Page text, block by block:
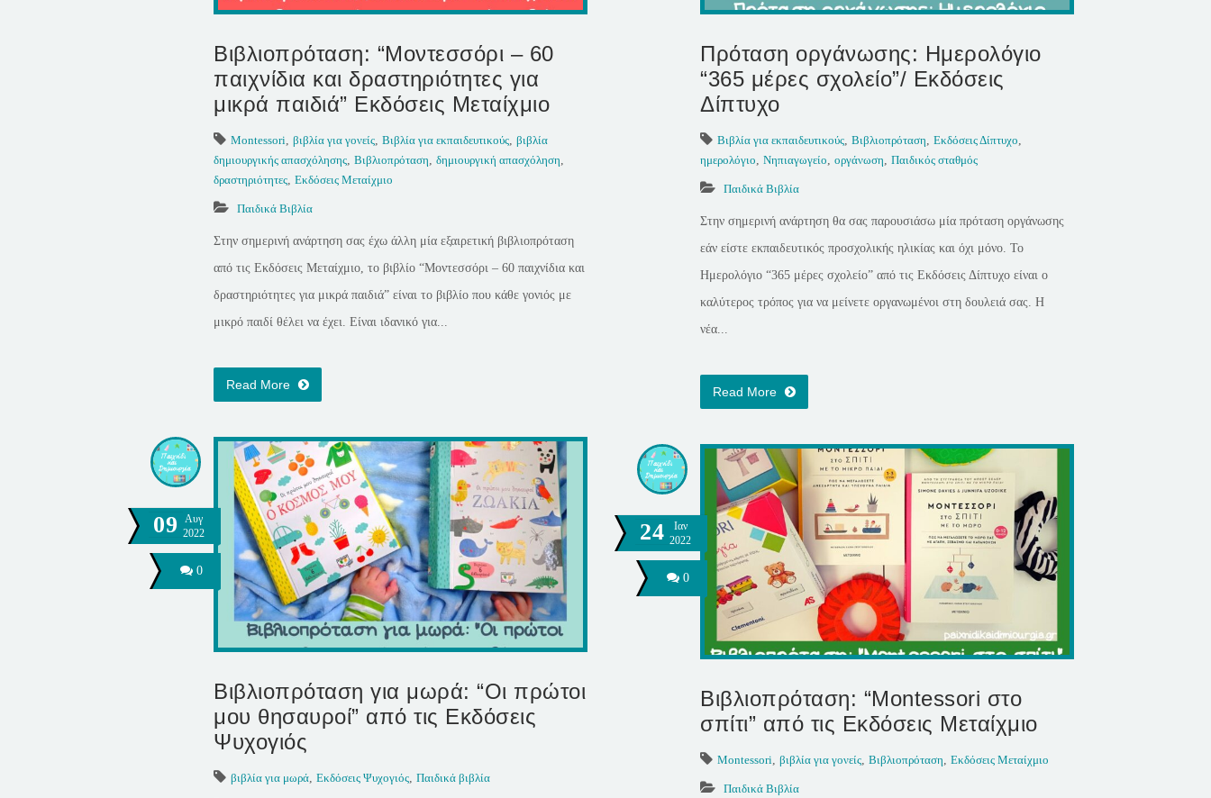
Βιβλιοπρόταση: “Μοντεσσόρι – 60
παιχνίδια και δραστηριότητες για
μικρά παιδιά” Εκδόσεις Μεταίχμιο
Montessori βιβλία για γονείς Βιβλία για εκπαιδευτικούς βιβλία
δημιουργικής απασχόλησης Βιβλιοπρόταση δημιουργική απασχόληση
δραστηριότητες Εκδόσεις Μεταίχμιο
Παιδικά Βιβλία
Στην σημερινή ανάρτηση σας έχω άλλη μία εξαιρετική βιβλιοπρόταση
από τις Εκδόσεις Μεταίχμιο, το βιβλίο “Μοντεσσόρι – 60 παιχνίδια και
δραστηριότητες για μικρά παιδιά” είναι το βιβλίο που κάθε γονιός με
μικρό παιδί θέλει να έχει. Είναι ιδανικό για...
Read More
Πρόταση οργάνωσης: Ημερολόγιο
“365 μέρες σχολείο”/ Εκδόσεις
Δίπτυχο
Βιβλία για εκπαιδευτικούς Βιβλιοπρόταση Εκδόσεις Δίπτυχο
ημερολόγιο Νηπιαγωγείο οργάνωση Παιδικός σταθμός
Παιδικά Βιβλία
Στην σημερινή ανάρτηση θα σας παρουσιάσω μία πρόταση οργάνωσης
εάν είστε εκπαιδευτικός προσχολικής ηλικίας και όχι μόνο. Το
Ημερολόγιο “365 μέρες σχολείο” από τις Εκδόσεις Δίπτυχο είναι ο
καλύτερος τρόπος για να μείνετε οργανωμένοι στη δουλειά σας. Η
νέα...
Read More
09
Αυγ
2022
0
Βιβλιοπρόταση για μωρά: “Οι πρώτοι
μου θησαυροί” από τις Εκδόσεις
Ψυχογιός
βιβλία για μωρά Εκδόσεις Ψυχογιός Παιδικά βιβλία
24
Ιαν
2022
0
Βιβλιοπρόταση: “Montessori στο
σπίτι” από τις Εκδόσεις Μεταίχμιο
Montessori βιβλία για γονείς Βιβλιοπρόταση Εκδόσεις Μεταίχμιο
Παιδικά Βιβλία